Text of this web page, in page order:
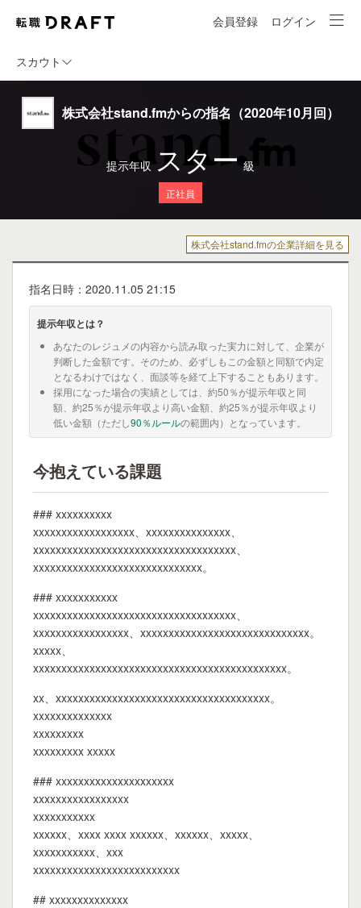
会員登録 ログイン
スカウト
株式会社stand.fmからの指名（2020年10月回）
提示年収 スター 級
正社員
株式会社stand.fmの企業詳細を見る
指名日時：2020.11.05 21:15
提示年収とは？
あなたのレジュメの内容から読み取った実力に対して、企業が
判断した金額です。そのため、必ずしもこの金額と同額で内定
となるわけではなく、面談等を経て上下することもあります。
採用になった場合の実績としては、約50％が提示年収と同
額、約25％が提示年収より高い金額、約25％が提示年収より
低い金額（ただし90％ルールの範囲内）となっています。
今抱えている課題
### xxxxxxxxxx
xxxxxxxxxxxxxxxxxx、xxxxxxxxxxxxxxx、
xxxxxxxxxxxxxxxxxxxxxxxxxxxxxxxxxxxx、
xxxxxxxxxxxxxxxxxxxxxxxxxxxxxx。
### xxxxxxxxxxx
xxxxxxxxxxxxxxxxxxxxxxxxxxxxxxxxxxxx、
xxxxxxxxxxxxxxxxx、xxxxxxxxxxxxxxxxxxxxxxxxxxxxxx。
xxxxx、
xxxxxxxxxxxxxxxxxxxxxxxxxxxxxxxxxxxxxxxxxxxxx。
xx、xxxxxxxxxxxxxxxxxxxxxxxxxxxxxxxxxxxxxx。
xxxxxxxxxxxxxx
xxxxxxxxx
xxxxxxxxx xxxxx
### xxxxxxxxxxxxxxxxxxxxx
xxxxxxxxxxxxxxxxx
xxxxxxxxxxx
xxxxxx、xxxx xxxx xxxxxx、xxxxxx、xxxxx、
xxxxxxxxxxx、xxx
xxxxxxxxxxxxxxxxxxxxxxxxxx
## xxxxxxxxxxxxxx